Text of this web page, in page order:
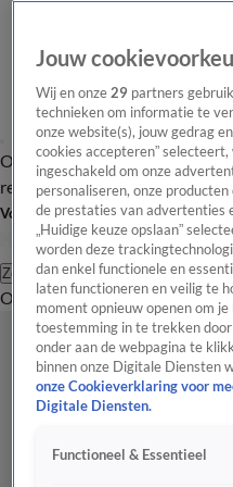
Overzicht Laatste nieuws
redactie
Volg Hart van Nederland
Zoeken
OverzichtRegioUitzendingen
Jouw
Wij en onze29 partners
technieken om informatie te
onze website(s), jouw gedrag
cookies accepteren”
ingeschakeld om onze
personaliseren, onze
de prestaties van advertenties
„Huidige keuze opslaan”
worden deze
dan enkel functionele en
laten functioneren en veilig te
moment opnieuw openen om
toestemming in te trekken
onder aan de webpagina te
binnen onze Digitale Diensten
onze Cookieverklaring voor
Digitale Diensten.
Functioneel & Essentieel